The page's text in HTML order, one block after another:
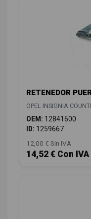
RETENEDOR
OPEL INSIGNIA
OEM: 12841600
ID: 1259667
12,00 € Sin IVA
14,52 € Con IVA